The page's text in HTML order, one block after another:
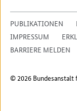
PUBLIKATIONEN
IMPRESSUM
BARRIERE MELDEN
© 2026 Bundesanstalt